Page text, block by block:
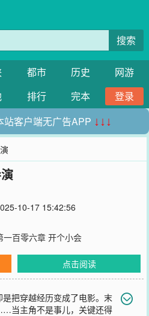
搜索
都市 历史
网游
排行 完本
登录
客户端无广告APP ↓↓↓
10-17 15:42:56
一百零六章 开个小会
点击阅读
把穿越经历变成了电影。末
当主角不是事儿，关键还得